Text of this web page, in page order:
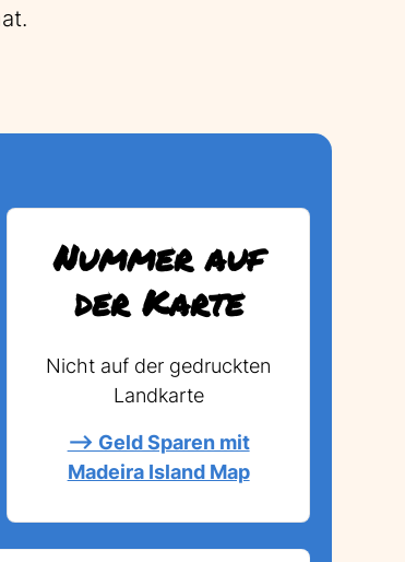
Nummer auf
der Karte
Nicht auf der gedruckten
Landkarte
--> Geld Sparen mit
Madeira Island Map